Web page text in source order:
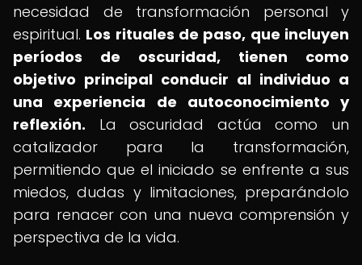
necesidad de transformación personal y
espiritual. Los rituales de paso, que incluyen
períodos de oscuridad, tienen como
objetivo principal conducir al individuo a
una experiencia de autoconocimiento y
reflexión. La oscuridad actúa como un
catalizador para la transformación,
permitiendo que el iniciado se enfrente a sus
miedos, dudas y limitaciones, preparándolo
para renacer con una nueva comprensión y
perspectiva de la vida.